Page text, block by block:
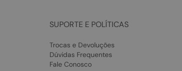
SUPORTE E POLÍTICAS
Trocas e Devoluções
Dúvidas Frequentes
Fale Conosco